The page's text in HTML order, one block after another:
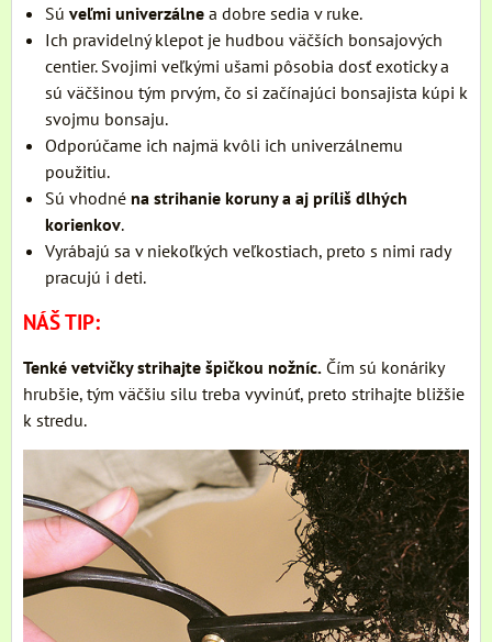
Sú veľmi univerzálne a dobre sedia v ruke.
Ich pravidelný klepot je hudbou väčších bonsajových
centier. Svojimi veľkými ušami pôsobia dosť exoticky a
sú väčšinou tým prvým, čo si začínajúci bonsajista kúpi k
svojmu bonsaju.
Odporúčame ich najmä kvôli ich univerzálnemu
použitiu.
Sú vhodné na strihanie koruny a aj príliš dlhých
korienkov.
Vyrábajú sa v niekoľkých veľkostiach, preto s nimi rady
pracujú i deti.
NÁŠ TIP:
Tenké vetvičky strihajte špičkou nožníc. Čím sú konáriky
hrubšie, tým väčšiu silu treba vyvinúť, preto strihajte bližšie
k stredu.